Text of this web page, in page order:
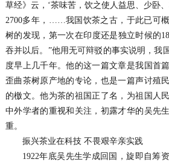
草经》云，‘茶味苦，饮之使人益思、少卧
2700多年，……我国饮茶之古，于此已可
树的发现，第一次在印度还是独立时候的
吞并以后。”他用无可辩驳的事实说明，我
度早上几千年。他的这一篇文章是我国首
歪曲茶树原产地的专论，也是一篇声讨殖
的檄文。他为茶的祖国正了名，为祖国人
中外学者的重视和关注，初露才华的吴先
重。
振兴茶业在科技 不畏艰辛亲实践
1922年底吴先生学成回国，旋即自筹资